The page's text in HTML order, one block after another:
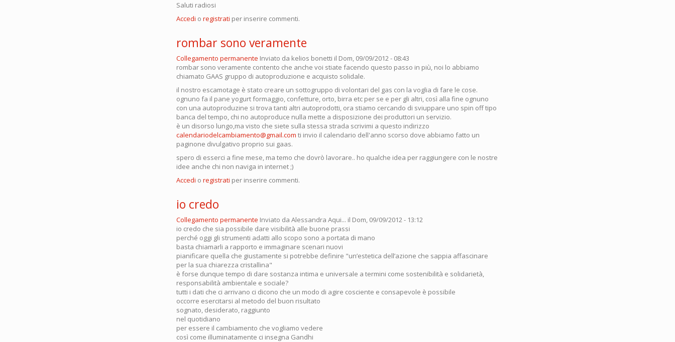
Saluti radiosi
Accedi o registrati per inserire commenti.
rombar sono veramente
Collegamento permanente Inviato da kelios bonetti il Dom, 09/09/2012 - 08:43
rombar sono veramente contento che anche voi stiate facendo questo passo in più, noi lo abbiamo
chiamato GAAS gruppo di autoproduzione e acquisto solidale.
il nostro escamotage è stato creare un sottogruppo di volontari del gas con la voglia di fare le cose.
ognuno fa il pane yogurt formaggio, confetture, orto, birra etc per se e per gli altri, così alla fine ognuno
con una autoproduzine si trova tanti altri autoprodotti, ora stiamo cercando di sviuppare uno spin off tipo
banca del tempo, chi no autoproduce nulla mette a disposizione dei produttori un servizio.
è un disorso lungo,ma visto che siete sulla stessa strada scrivimi a questo indirizzo
calendariodelcambiamento@gmail.com ti invio il calendario dell'anno scorso dove abbiamo fatto un
paginone divulgativo proprio sui gaas.
spero di esserci a fine mese, ma temo che dovrò lavorare.. ho qualche idea per raggiungere con le nostre
idee anche chi non naviga in internet ;)
Accedi o registrati per inserire commenti.
io credo
Collegamento permanente Inviato da Alessandra Aqui... il Dom, 09/09/2012 - 13:12
io credo che sia possibile dare visibilità alle buone prassi
perché oggi gli strumenti adatti allo scopo sono a portata di mano
basta chiamarli a rapporto e immaginare scenari nuovi
pianificare quella che giustamente si potrebbe definire "un’estetica dell’azione che sappia affascinare
per la sua chiarezza cristallina"
è forse dunque tempo di dare sostanza intima e universale a termini come sostenibilità e solidarietà,
responsabilità ambientale e sociale?
tutti i dati che ci arrivano ci dicono che un modo di agire cosciente e consapevole è possibile
occorre esercitarsi al metodo del buon risultato
sognato, desiderato, raggiunto
nel quotidiano
per essere il cambiamento che vogliamo vedere
così come illuminatamente ci insegna Gandhi